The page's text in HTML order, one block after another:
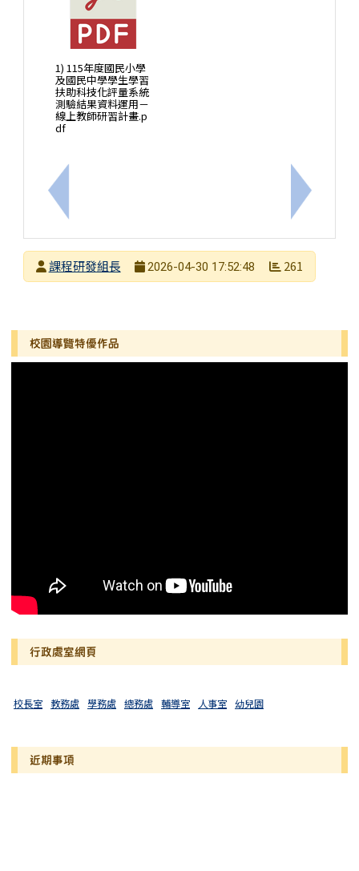
上一筆：115學年度母語選修調查
1) 115年度國民小學
及國民中學學生學習
扶助科技化評量系統
測驗結果資料運用－
線上教師研習計畫.p
df
下一筆：
發布者
課程研發組長
2026-04-30 17:52:48 261
左邊區域內容
校園導覽特優作品
行政處室網頁
校長室 教務處 學務處 總務處 輔導室 人事室 幼兒園
近期事項